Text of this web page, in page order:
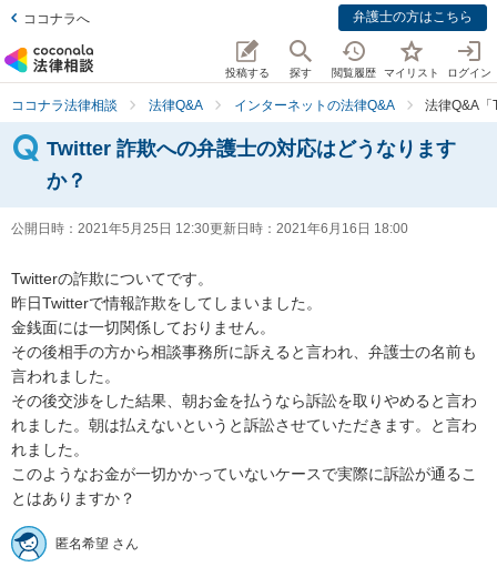
ココナラへ 弁護士の方はこちら
投稿する 探す 閲覧履歴 マイリスト ログイン
ココナラ法律相談 法律Q&A インターネットの法律Q&A 法律Q&A「
Twitter 詐欺への弁護士の対応はどうなります
か？
公開日時： 2021年5月25日 12:30更新日時： 2021年6月16日 18:00
Twitterの詐欺についてです。
昨日Twitterで情報詐欺をしてしまいました。
金銭面には一切関係しておりません。
その後相手の方から相談事務所に訴えると言われ、弁護士の名前も
言われました。
その後交渉をした結果、朝お金を払うなら訴訟を取りやめると言わ
れました。朝は払えないというと訴訟させていただきます。と言わ
れました。
このようなお金が一切かかっていないケースで実際に訴訟が通るこ
とはありますか？
匿名希望 さん